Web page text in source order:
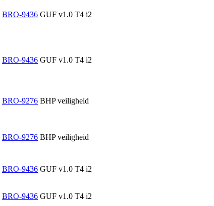
BRO-9436 GUF v1.0 T4 i2
BRO-9436 GUF v1.0 T4 i2
BRO-9276 BHP veiligheid
BRO-9276 BHP veiligheid
BRO-9436 GUF v1.0 T4 i2
BRO-9436 GUF v1.0 T4 i2